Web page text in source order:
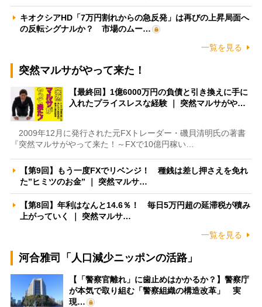
キオクシアHD「7万円割れからの急反発」は再びの上昇局面へ
の反転シグナルか？ 市場のムー…
一覧を見る
突然マルサがやって来た！
【最終回】1億6000万円の負債と引き換えに手に
入れたプライスレスな経験 ｜ 突然マルサがや…
2009年12月に発行された元FXトレーダー・磯貝清明氏の著書
『突然マルサがやって来た！～FXで10億円稼い…
【第9回】もう一度FXでリベンジ！ 種銭は差し押さえを免れ
た”ヒミツのお金” ｜ 突然マルサ…
【第8回】年利はなんと14.6％！ 毎日5万円超の延滞税が積み
上がっていく ｜ 突然マルサ…
一覧を見る
河合雅司「人口減少ニッポンの活路」
【「警察官離れ」に歯止めはかかるか？】警察庁
が本気で取り組む「警察組織の構造改革」 実
現…